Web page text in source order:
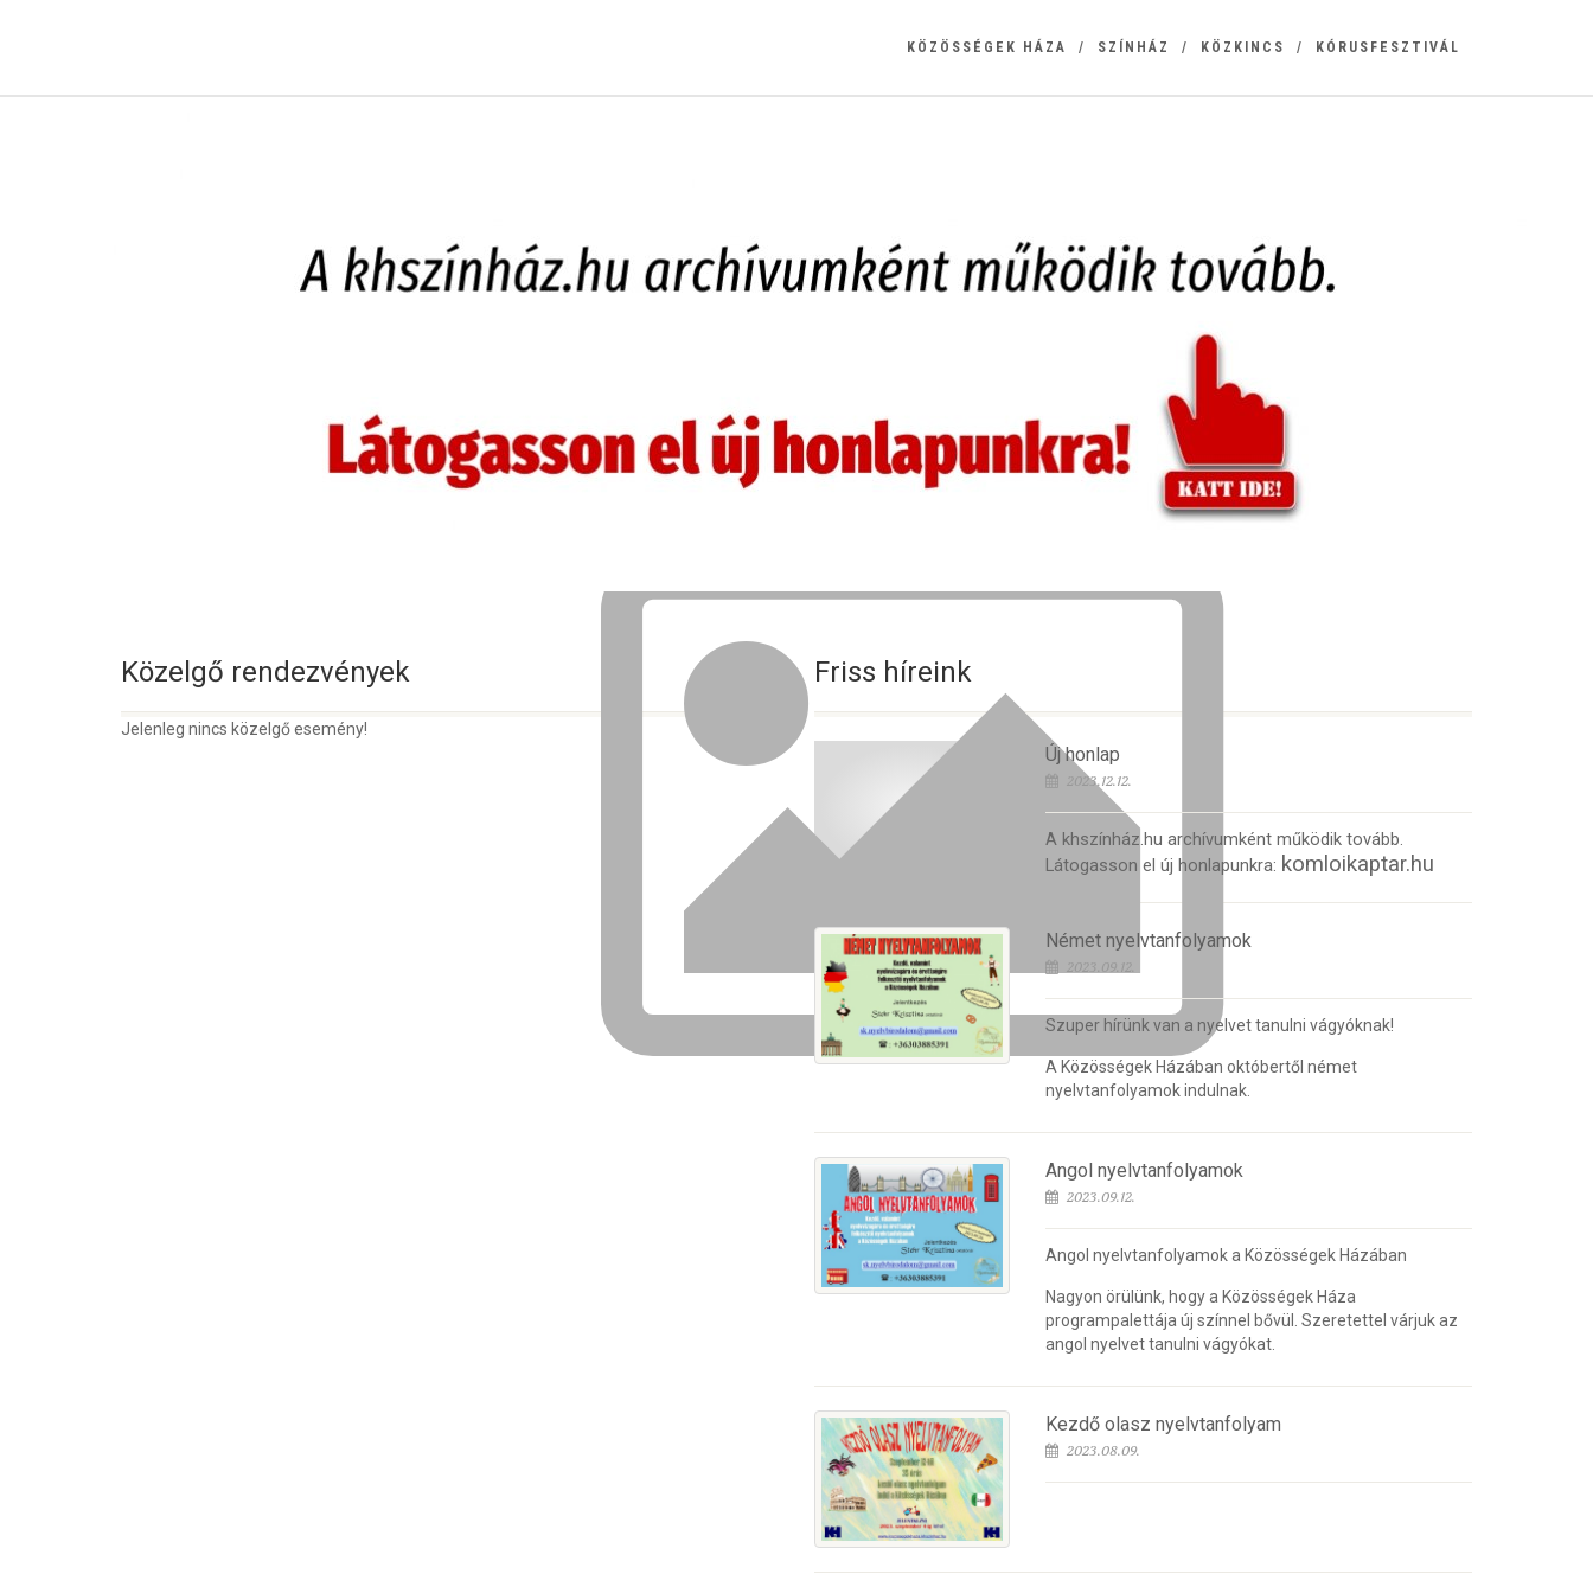
KÖZÖSSÉGEK HÁZA SZÍNHÁZ KÖZKINCS KÓRUSFESZTIVÁL
Közelgő rendezvények
Jelenleg nincs közelgő esemény!
Friss híreink
Új honlap
2023.12.12.
A khszínház.hu archívumként működik tovább.
Látogasson el új honlapunkra: komloikaptar.hu
Német nyelvtanfolyamok
2023.09.12.
Szuper hírünk van a nyelvet tanulni vágyóknak!
A Közösségek Házában októbertől német
nyelvtanfolyamok indulnak.
Angol nyelvtanfolyamok
2023.09.12.
Angol nyelvtanfolyamok a Közösségek Házában
Nagyon örülünk, hogy a Közösségek Háza
programpalettája új színnel bővül. Szeretettel várjuk az
angol nyelvet tanulni vágyókat.
Kezdő olasz nyelvtanfolyam
2023.08.09.